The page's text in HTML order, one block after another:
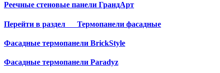
Реечные стеновые панели ГрандАрт
Перейти в раздел Термопанели фасадные
Фасадные термопанели BrickStyle
Фасадные термопанели Paradyz